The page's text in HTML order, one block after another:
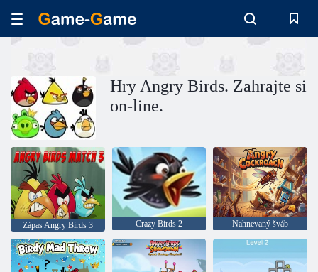
Hry Angry Birds. Zahrajte si
on-line.
Zápas Angry Birds 3 Crazy Birds 2 Nahnevaný šváb